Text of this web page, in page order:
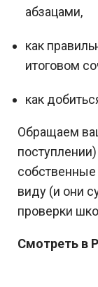
абзацами,
как
итоговом
как
Обращаем
собственные
виду (и они
проверки
Смотреть в